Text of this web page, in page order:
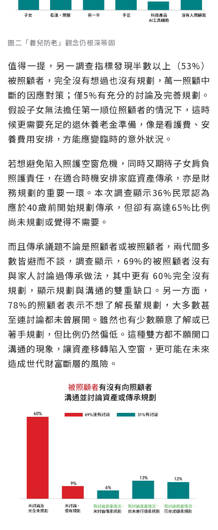
圖二「養兒防老」觀念仍根深蒂固
值得一提，另一調查指標發現半數以上（53%）
被照顧者，完全沒有想過也沒有規劃，萬一照顧中
斷的因應對策；僅5%有充分的討論及完善規劃。
假設子女無法擔任第一順位照顧者的情況下，這時
候更需要充足的退休養老金準備，像是看護費、安
養費用安排，方能應變臨時的意外狀況。
若想避免陷入照護空窗危機，同時又期待子女肩負
照護責任，在適合時機安排家庭資產傳承，亦是財
務規劃的重要一環。本次調查顯示36%民眾認為
應於40歲前開始規劃傳承，但卻有高達65%比例
尚未規劃或覺得不需要。
而且傳承議題不論是照顧者或被照顧者，兩代間多
數皆避而不談，調查顯示，69%的被照顧者沒有
與家人討論過傳承做法，其中更有 60%完全沒有
規劃，顯示規劃與溝通的雙重缺口。另一方面，
78%的照顧者表示不想了解長輩規劃，大多數甚
至連討論都未曾展開。雖然也有少數願意了解或已
著手規劃，但比例仍然偏低。這種雙方都不願開口
溝通的現象，讓資產移轉陷入空窗，更可能在未來
造成世代財富斷層的風險。